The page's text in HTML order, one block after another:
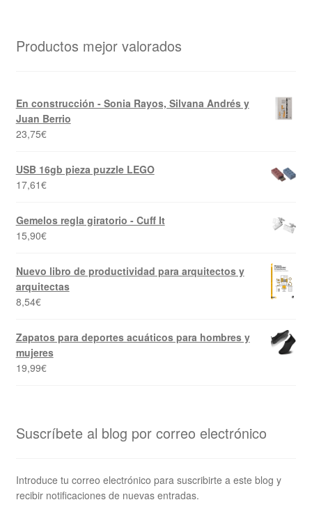
Productos mejor valorados
En construcción - Sonia Rayos, Silvana Andrés y
Juan Berrio
23,75€
USB 16gb pieza puzzle LEGO
17,61€
Gemelos regla giratorio - Cuff It
15,90€
Nuevo libro de productividad para arquitectos y
arquitectas
8,54€
Zapatos para deportes acuáticos para hombres y
mujeres
19,99€
Suscríbete al blog por correo electrónico
Introduce tu correo electrónico para suscribirte a este blog y
recibir notificaciones de nuevas entradas.